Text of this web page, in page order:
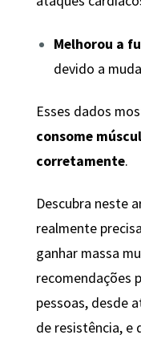
Melhorou a
devido a
Esses dados
consome
corretamente.
Descubra neste
realmente
ganhar massa
recomendações
pessoas, desde
de resistência, e